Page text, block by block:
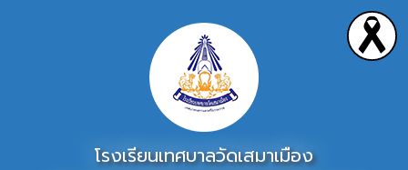
โรงเรียนเทศบาลวัดเสมาเมือง